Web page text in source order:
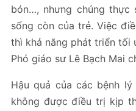
bón…, nhưng chúng thực
sống còn của trẻ. Việc
thì khả năng phát triển tối
Phó giáo sư Lê Bạch Mai
Hậu quả của các bệnh
không được điều trị kịp